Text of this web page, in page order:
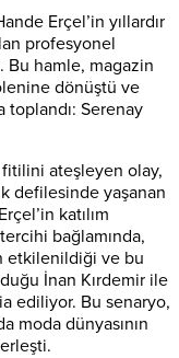
Erçel’in yıllardır
profesyonel
Bu hamle, magazin
dönüştü ve
toplandı: Serenay
fitilini ateşleyen olay,
defilesinde yaşanan
katılım
bağlamında,
etkilenildiği ve bu
İnan Kırdemir ile
ediliyor. Bu senaryo,
moda dünyasının